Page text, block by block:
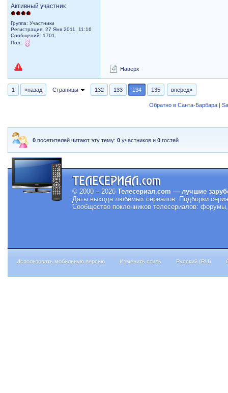
Активный участник
Группа: Участники
Регистрация: 27 Янв 2011, 11:16
Сообщений: 1701
Пол:
Наверх
1 «назад Страницы 132 133 134 135 вперед»
Обратно в Санта-Барбара |
0 посетителей читают эту тему:0 участников и0 гостей
© 2000 – 2026 Телесериал.com — лучшие
Даты выхода любимых сериалов. Подборки
Сообщество поклонников телесериалов:
Использовать мобильную версию Изменить стиль Русский (RU)